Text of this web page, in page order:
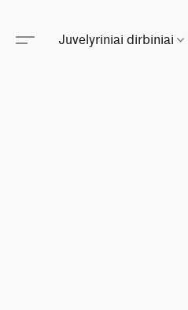
Juvelyriniai dirbiniai